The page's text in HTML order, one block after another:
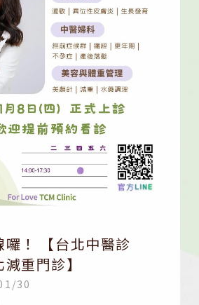
囉！ 【台北中醫診
重門診】
30